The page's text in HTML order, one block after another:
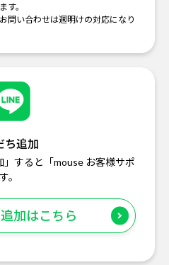
す。
問い合わせは週明けの対応になり
ち追加
すると「mouse お客様サポ
。
加はこちら